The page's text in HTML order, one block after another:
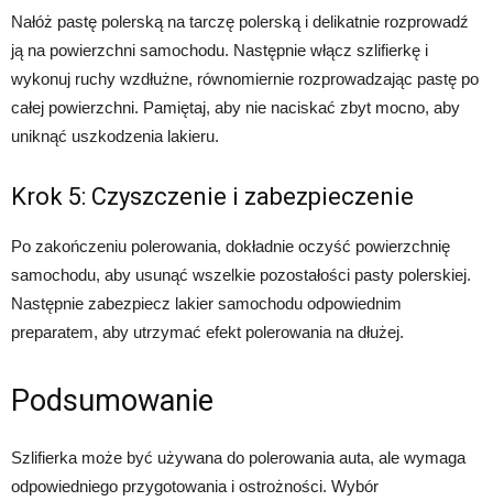
Nałóż pastę polerską na tarczę polerską i delikatnie rozprowadź
ją na powierzchni samochodu. Następnie włącz szlifierkę i
wykonuj ruchy wzdłużne, równomiernie rozprowadzając pastę po
całej powierzchni. Pamiętaj, aby nie naciskać zbyt mocno, aby
uniknąć uszkodzenia lakieru.
Krok 5: Czyszczenie i zabezpieczenie
Po zakończeniu polerowania, dokładnie oczyść powierzchnię
samochodu, aby usunąć wszelkie pozostałości pasty polerskiej.
Następnie zabezpiecz lakier samochodu odpowiednim
preparatem, aby utrzymać efekt polerowania na dłużej.
Podsumowanie
Szlifierka może być używana do polerowania auta, ale wymaga
odpowiedniego przygotowania i ostrożności. Wybór